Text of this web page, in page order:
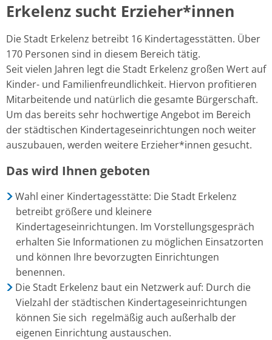
Erkelenz
sucht
Erzieher*innen
Erkelenz sucht Erzieher*innen
Die Stadt Erkelenz betreibt 16 Kindertagesstätten. Über
170 Personen sind in diesem Bereich tätig.
Seit vielen Jahren legt die Stadt Erkelenz großen Wert auf
Kinder- und Familienfreundlichkeit. Hiervon profitieren
Mitarbeitende und natürlich die gesamte Bürgerschaft.
Um das bereits sehr hochwertige Angebot im Bereich
der städtischen Kindertageseinrichtungen noch weiter
auszubauen, werden weitere Erzieher*innen gesucht.
Das wird Ihnen geboten
Wahl einer Kindertagesstätte: Die Stadt Erkelenz
betreibt größere und kleinere
Kindertageseinrichtungen. Im Vorstellungsgespräch
erhalten Sie Informationen zu möglichen Einsatzorten
und können Ihre bevorzugten Einrichtungen
benennen.
Die Stadt Erkelenz baut ein Netzwerk auf: Durch die
Vielzahl der städtischen Kindertageseinrichtungen
können Sie sich regelmäßig auch außerhalb der
eigenen Einrichtung austauschen.